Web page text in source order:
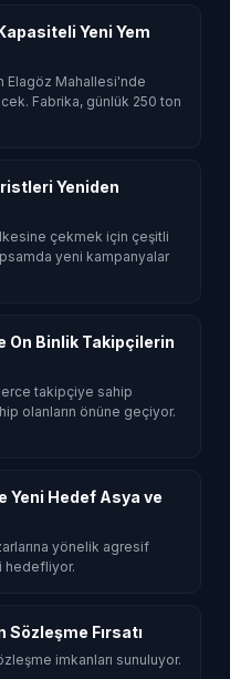
Yeni Yem
Elagöz Mahallesi'nde
Fabrika, günlük 250 ton
Yeniden
çekmek için çeşitli
yeni kampanyalar
On Binlik Takipçilerin
takipçiye sahip
olanların önüne geçiyor.
Yeni Hedef Asya ve
yönelik agresif
hedefliyor.
Sözleşme Fırsatı
imkanları sunuluyor.